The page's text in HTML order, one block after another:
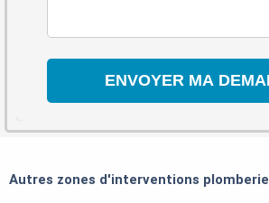
Autres zones d'interventions plomberie